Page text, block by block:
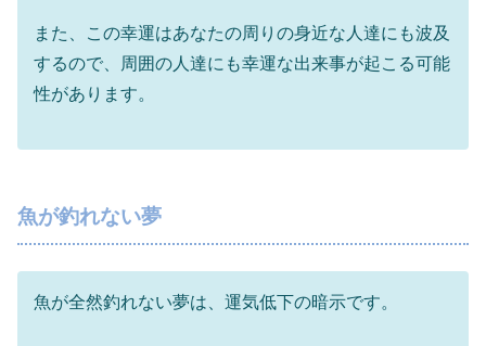
また、この幸運はあなたの周りの身近な人達にも波及
するので、周囲の人達にも幸運な出来事が起こる可能
性があります。
魚が釣れない夢
魚が全然釣れない夢は、運気低下の暗示です。